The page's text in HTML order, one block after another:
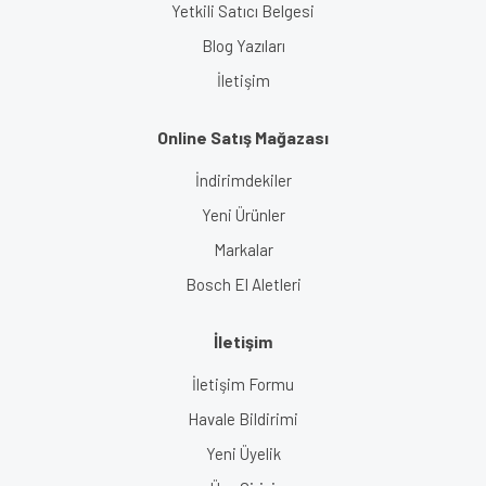
Yetkili Satıcı Belgesi
Blog Yazıları
İletişim
Online Satış Mağazası
İndirimdekiler
Yeni Ürünler
Markalar
Bosch El Aletleri
İletişim
İletişim Formu
Havale Bildirimi
Yeni Üyelik